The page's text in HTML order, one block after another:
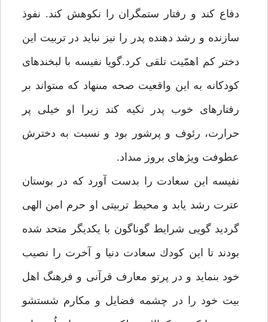
دفاع كند و رفتار ستمگران را نكوهش كند. نفوذ
سازنده و رشد دهنده پدر را نيز نبايد در تربيت اين
دختر كم اهمّيت تلقى كرد.گويا نفيسه با لبخندهاى
كودكانه به اين واقعيت صحه مى‏نهاد كه مى‏تواند بر
رفتارهاى خوب پدر تكيه كند زيرا او خيلى پر
حرارت، رئوف و پرشور بود و نسبت به دخترش
عطوفت ويژه‏اى بروز مى‏داد.
نفيسه اين سعادت را بدست آورد كه در بوستان
عترت رشد يابد و محيط تربيتى او حرم امن الهى
گرديد گويى شرايط گوناگون با يكديگر متحد شده
بودند تا اين كودك سعادت دنيا و آخرت را نصيب
خود بنمايد و در پرتو معارف قرآنى و فرهنگ اهل
بيت خود را در چشمه فضايل و مكارم شستشو